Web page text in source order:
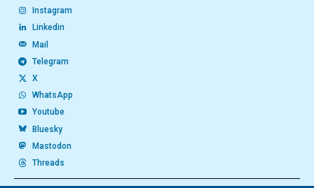
Instagram
Linkedin
Mail
Telegram
X
WhatsApp
Youtube
Bluesky
Mastodon
Threads